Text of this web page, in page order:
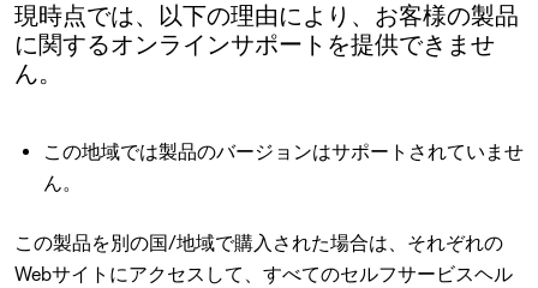
現時点では、以下の理由により、お客様の製品
に関するオンラインサポートを提供できませ
ん。
この地域では製品のバージョンはサポートされていませ
ん。
この製品を別の国/地域で購入された場合は、それぞれの
Webサイトにアクセスして、すべてのセルフサービスヘル